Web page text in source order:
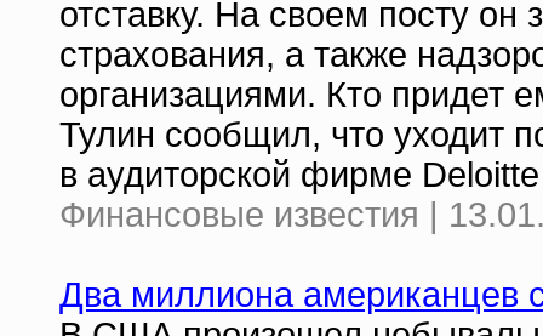
отставку. На своем посту
страхования, а также
организациями. Кто придет
Тулин сообщил, что уходит
в аудиторской фирме
Финансовые известия |
Два миллиона американцев